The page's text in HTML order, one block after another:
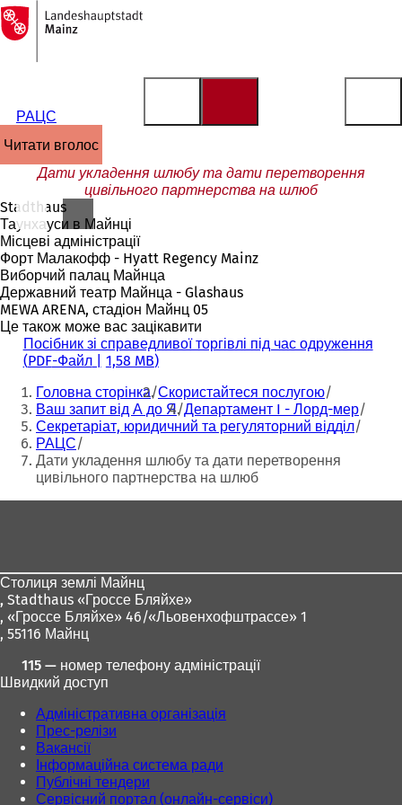
Перейти до змісту
На
головну
сторінку
РАЦС
читати вголос
Дати укладення шлюбу та дати перетворення
цивільного партнерства на шлюб
Stadthaus
Таунхауси в Майнці
Місцеві адміністрації
Форт Малакофф - Hyatt Regency Mainz
Виборчий палац Майнца
Державний театр Майнца - Glashaus
MEWA ARENA, стадіон Майнц 05
Це також може вас зацікавити
Посібник зі справедливої торгівлі під час одруження
PDF-Файл 1,58 MB
Ти
тут:
Головна сторінка Скористайтеся послугою
Ваш запит від А до Я Департамент I - Лорд-мер
Секретаріат, юридичний та регуляторний відділ
РАЦС
Дати укладення шлюбу та дати перетворення
цивільного партнерства на шлюб
Столиця землі Майнц
, Stadthaus «Гроссе Бляйхе»
, «Гроссе Бляйхе» 46/«Льовенхофштрассе» 1
, 55116 Майнц
115 — номер телефону адміністрації
Швидкий доступ
Адміністративна організація
Прес-релізи
Вакансії
Інформаційна система ради
Публічні тендери
Сервісний портал (онлайн-сервіси)